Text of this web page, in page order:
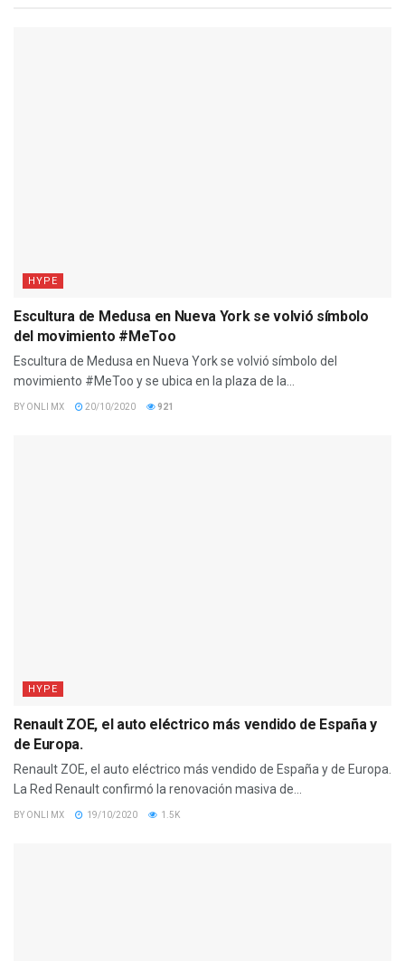
HYPE
Escultura de Medusa en Nueva York se volvió símbolo
del movimiento #MeToo
Escultura de Medusa en Nueva York se volvió símbolo del
movimiento #MeToo y se ubica en la plaza de la...
BY ONLI MX 20/10/2020 921
HYPE
Renault ZOE, el auto eléctrico más vendido de España y
de Europa.
Renault ZOE, el auto eléctrico más vendido de España y de Europa.
La Red Renault confirmó la renovación masiva de...
BY ONLI MX 19/10/2020 1.5K